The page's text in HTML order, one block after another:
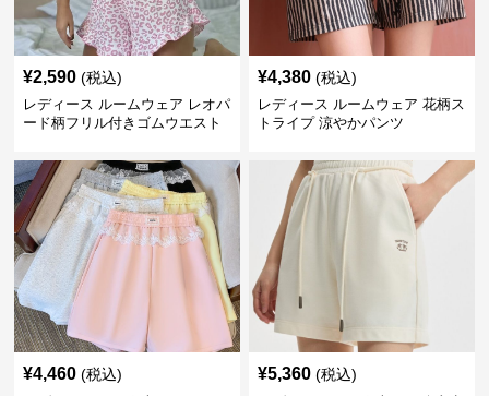
¥2,590 (税込)
レディース ルームウェア レオパ
ード柄フリル付きゴムウエスト
¥4,380 (税込)
レディース ルームウェア 花柄ス
トライプ 涼やかパンツ
¥4,460 (税込) ¥5,360 (税込)